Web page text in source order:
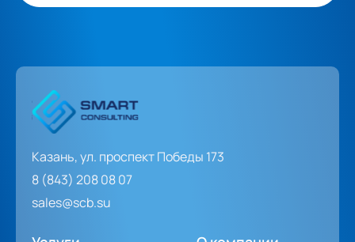
Казань, ул. проспект Победы 173
8 (843) 208 08 07
sales@scb.su